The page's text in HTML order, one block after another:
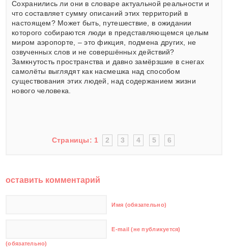
Сохранились ли они в словаре актуальной реальности и
что составляет сумму описаний этих территорий в
настоящем? Может быть, путешествие, в ожидании
которого собираются люди в представляющемся целым
миром аэропорте, – это фикция, подмена других, не
озвученных слов и не совершённых действий?
Замкнутость пространства и давно замёрзшие в снегах
самолёты выглядят как насмешка над способом
существования этих людей, над содержанием жизни
нового человека.
Страницы: 1 2 3 4 5 6
оставить комментарий
Имя (обязательно)
E-mail (не публикуется)
(обязательно)